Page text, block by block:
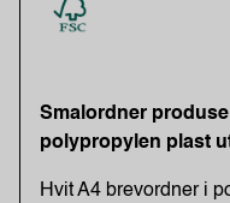
Smalordner
polypropylen plast
Hvit A4 brevordner i